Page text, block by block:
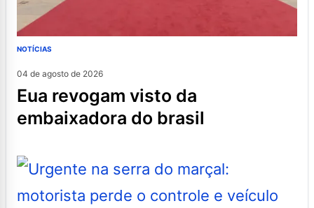
NOTÍCIAS
04 de agosto de 2026
eua revogam visto da
embaixadora do brasil